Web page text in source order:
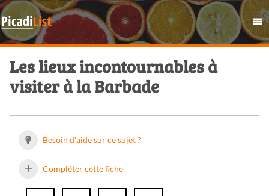
Les lieux incontournables à
visiter à la Barbade
Besoin d'aide sur ce sujet ?
Compléter cette fiche